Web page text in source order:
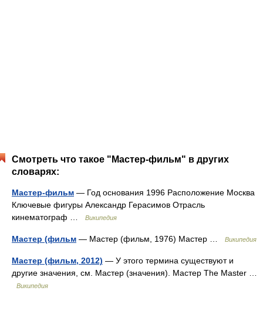
Смотреть что такое "Мастер-фильм" в других
словарях:
Мастер-фильм — Год основания 1996 Расположение Москва
Ключевые фигуры Александр Герасимов Отрасль
кинематограф …
Википедия
Мастер (фильм — Мастер (фильм, 1976) Мастер … Википедия
Мастер (фильм, 2012) — У этого термина существуют и
другие значения, см. Мастер (значения). Мастер The Master …
Википедия